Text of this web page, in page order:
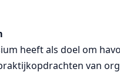
heeft als doel om
van